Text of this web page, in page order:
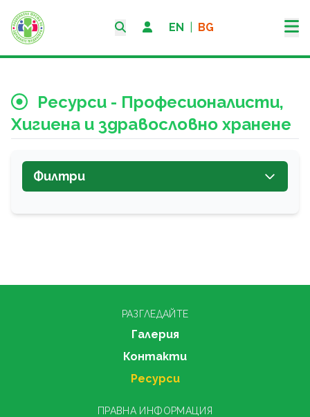
EN BG
Ресурси - Професионалисти,
Хигиена и здравословно хранене
Филтри
РАЗГЛЕДАЙТЕ
Галерия
Контакти
Ресурси
ПРАВНА ИНФОРМАЦИЯ